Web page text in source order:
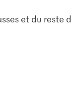
et du reste